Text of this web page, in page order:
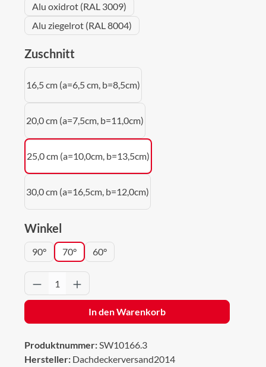
Alu oxidrot (RAL 3009)
Alu ziegelrot (RAL 8004)
Zuschnitt
16,5 cm (a=6,5 cm, b=8,5cm)
20,0 cm (a=7,5cm, b=11,0cm)
25,0 cm (a=10,0cm, b=13,5cm)
30,0 cm (a=16,5cm, b=12,0cm)
Winkel
90° 70° 60°
Produkt Anzahl: Gib den gewünschten
In den Warenkorb
Produktnummer:SW10166.3
Hersteller: Dachdeckerversand2014